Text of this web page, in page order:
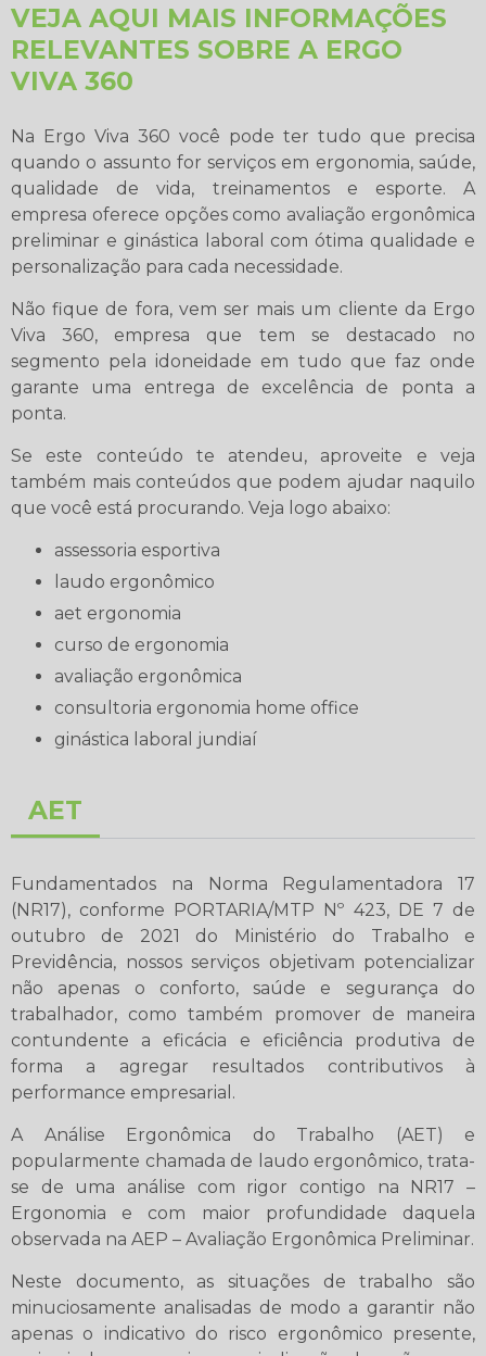
VEJA AQUI MAIS INFORMAÇÕES
RELEVANTES SOBRE A ERGO
VIVA 360
Na Ergo Viva 360 você pode ter tudo que precisa
quando o assunto for serviços em ergonomia, saúde,
qualidade de vida, treinamentos e esporte. A
empresa oferece opções como avaliação ergonômica
preliminar e ginástica laboral com ótima qualidade e
personalização para cada necessidade.
Não fique de fora, vem ser mais um cliente da Ergo
Viva 360, empresa que tem se destacado no
segmento pela idoneidade em tudo que faz onde
garante uma entrega de excelência de ponta a
ponta.
Se este conteúdo te atendeu, aproveite e veja
também mais conteúdos que podem ajudar naquilo
que você está procurando. Veja logo abaixo:
assessoria esportiva
laudo ergonômico
aet ergonomia
curso de ergonomia
avaliação ergonômica
consultoria ergonomia home office
ginástica laboral jundiaí
AET
Fundamentados na Norma Regulamentadora 17
(NR17), conforme PORTARIA/MTP Nº 423, DE 7 de
outubro de 2021 do Ministério do Trabalho e
Previdência, nossos serviços objetivam potencializar
não apenas o conforto, saúde e segurança do
trabalhador, como também promover de maneira
contundente a eficácia e eficiência produtiva de
forma a agregar resultados contributivos à
performance empresarial.
A Análise Ergonômica do Trabalho (AET) e
popularmente chamada de laudo ergonômico, trata-
se de uma análise com rigor contigo na NR17 –
Ergonomia e com maior profundidade daquela
observada na AEP – Avaliação Ergonômica Preliminar.
Neste documento, as situações de trabalho são
minuciosamente analisadas de modo a garantir não
apenas o indicativo do risco ergonômico presente,